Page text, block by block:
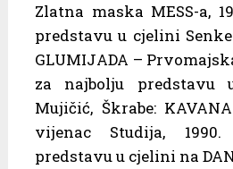
Zlatna maska MESS-a,
predstavu u cjelini
GLUMIJADA –
za najbolju predstavu
Mujičić, Škrabe:
vijenac Studija,
predstavu u cjelini na